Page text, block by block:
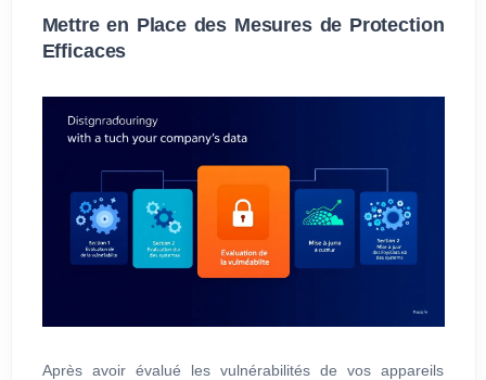
Mettre en Place des Mesures de Protection
Efficaces
Après avoir évalué les vulnérabilités de vos appareils